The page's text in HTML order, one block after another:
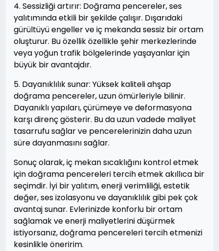
4. Sessizliği artırır: Doğrama pencereler, ses
yalıtımında etkili bir şekilde çalışır. Dışarıdaki
gürültüyü engeller ve iç mekanda sessiz bir ortam
oluşturur. Bu özellik özellikle şehir merkezlerinde
veya yoğun trafik bölgelerinde yaşayanlar için
büyük bir avantajdır.
5. Dayanıklılık sunar: Yüksek kaliteli ahşap
doğrama pencereler, uzun ömürleriyle bilinir.
Dayanıklı yapıları, çürümeye ve deformasyona
karşı direnç gösterir. Bu da uzun vadede maliyet
tasarrufu sağlar ve pencerelerinizin daha uzun
süre dayanmasını sağlar.
Sonuç olarak, iç mekan sıcaklığını kontrol etmek
için doğrama pencereleri tercih etmek akıllıca bir
seçimdir. İyi bir yalıtım, enerji verimliliği, estetik
değer, ses izolasyonu ve dayanıklılık gibi pek çok
avantaj sunar. Evlerinizde konforlu bir ortam
sağlamak ve enerji maliyetlerini düşürmek
istiyorsanız, doğrama pencereleri tercih etmenizi
kesinlikle öneririm.